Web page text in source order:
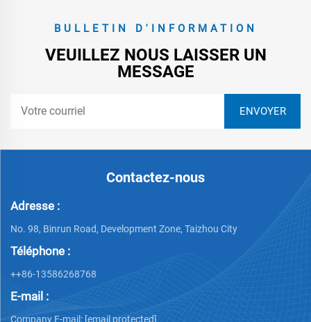
BULLETIN D'INFORMATION
VEUILLEZ NOUS LAISSER UN
MESSAGE
Contactez-nous
Adresse :
No. 98, Binrun Road, Development Zone, Taizhou City
Téléphone :
++86-13586268768
E-mail :
Company E-mail: [email protected]